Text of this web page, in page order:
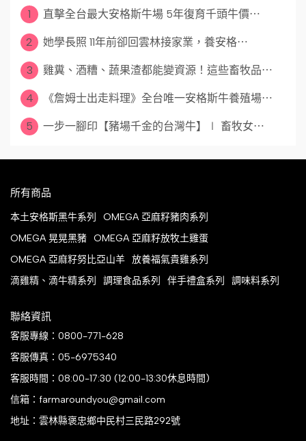
1 直擊全台最大安格斯牛場 5年復育千頭牛價⋯
2 她學長照 11年前卻回雲林接家業，養安格⋯
3 雞糞、酒糟、蔬果渣都能變資源！這些畜牧品⋯
4 《詹姆士出走料理》全台唯一安格斯牛養殖場⋯
5 一步一腳印【豬場千金的台灣牛】∣ 畜牧女⋯
所有商品
本土安格斯黑牛系列
OMEGA 亞麻籽豬肉系列
OMEGA 晃晃黑豬 OMEGA 亞麻籽放牧土雞蛋
OMEGA 亞麻籽努比亞山羊 放養福氣貴雞系列
滴雞精、滴牛精系列
調理食品系列 伴手禮盒系列 調味料系列
聯絡資訊
客服專線：0800-771-628
客服傳真：05-6975340
客服時間：08:00-17:30 (12:00-13:30休息時間)
信箱：farmaroundyou@gmail.com
地址：雲林縣褒忠鄉中民村三民路292號